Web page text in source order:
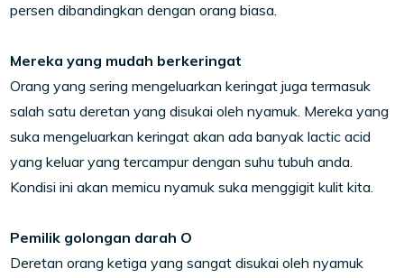
persen dibandingkan dengan orang biasa.
Mereka yang mudah berkeringat
Orang yang sering mengeluarkan keringat juga termasuk
salah satu deretan yang disukai oleh nyamuk. Mereka yang
suka mengeluarkan keringat akan ada banyak lactic acid
yang keluar yang tercampur dengan suhu tubuh anda.
Kondisi ini akan memicu nyamuk suka menggigit kulit kita.
Pemilik golongan darah O
Deretan orang ketiga yang sangat disukai oleh nyamuk